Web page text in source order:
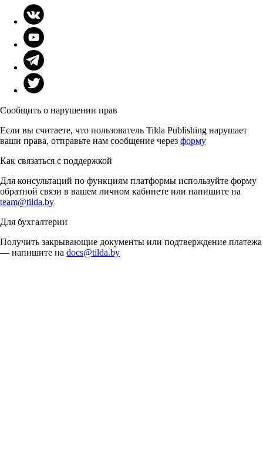
Сообщить о нарушении прав
Если вы считаете, что пользователь Tilda Publishing нарушает
ваши права, отправьте нам сообщение через форму
Как связаться с поддержкой
Для консультаций по функциям платформы используйте форму
обратной связи в вашем личном кабинете или напишите на
team@tilda.by
Для бухгалтерии
Получить закрывающие документы или подтверждение платежа
— напишите на docs@tilda.by